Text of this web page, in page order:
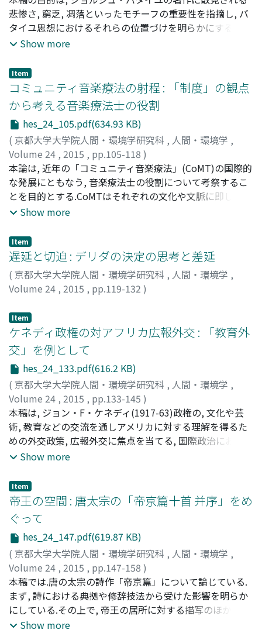
この序文と構造的に連関する各単への配慮がワイルド文学
のより良い理解につながることを, 本稿はあきらかにする.
悲惨さ, 窮乏, 凋落といったモチーフの重要性を指摘し, バ
タイユ思想におけるそれらの位置づけを明らかにすること
にある.その際, サミュエル・ベケットの小説『モロイ』に
れるモロイや浮浪者という「悲惨な」形象を中心に, その
ほかの近似する形象も考察の対象とした.バタイユが憧れ
と恐怖の感惰とともに語るモロイや浮浪者の悲惨さとは,
目的や結果に従属した行動の放棄の結果として生じる, こ
れは『至高性』で描きだされる近現代社会での芸術家(あ
るいは作家)の落伍や窮乏と同様の構図において理解され
るものである.バタイユにとって芸術作品や文学作品をつ
くりだすことは, 非従属的な行為にほかならない, それゆ
え, 労働や理性という従属性へ傾いた近現代社会で非従属
的な芸術をおこなう作家や芸術家は社会的な落伍を余儀な
くされるのである.バタイユはこのような悲惨さを文学の
惨さが喚起する恐怖こそが, ひとびとを人間性(理性や叙述
など)へ駆り立てると言うのである, これは, ヘーゲル哲学
における死への不安にも認められる役割だ, また, 晩年の草
稿「遊び」でバタイユは, ヘーゲル的な主人の形象を最終
的に窮乏者と呼んでいる, バタイユが主人としての至高な
浪者という悲惨な形象は至高な生の一側面でもあると解釈
できる.さらにこのような悲惨さは, 非従属的な行為の結果
としてだけでなく非従属的な行為そのものとして, 恍惚を
引き起こす「反抗(違反)」と等しい価値をもつと考えられ
る.『ニーチェについて』のなかの「頂点と凋落」では, 凋
落した状態に留まるという選択に, そのような反抗として
の可能挫が見出されているのである, 以上を通して, 「悲惨
な」生にたいするバタイユの評価を浮き彫りにした.
Show more
Item
コミュニティ音楽療法の射程 : 「制度」の観点
から考える音楽療法士の役割
hes_24_105.pdf(634.93 KB)
( 京都大学大学院人間・環境学研究科 , 人間・環境学 ,
Volume 24 , 2015 , pp.105-118 )
嶋田, 久美;Shimada, Kumi;シマダ, クミ
本論は, 近年の「コミュニティ音楽療法」(CoMT)の国際的
な発展にともなう, 音楽療法士の役割について考祭するこ
とを目的とする.CoMTはそれぞれの文化や文脈に即して展
開されるためその実践形態は実に様々だが, 多くの場合に
ることで, 音楽療法士は地域での音楽活動の「ファシリテ
ーター」としての役割を担うようになるという点である.
本論では, CoMTの実践における音楽療法士の役割に関す
る課題を, 「制度」という観点から検討し, 従来の音楽療法
が基本としてきた「治療者‐患者」という医療的な二者関
として, 個人と集団や地域との連続性の回復と, 場によって
規定される音楽と人びととのあいだの関係性を硬直させな
いための脱制度化の絶えざる実践が重要となる.
Show more
Item
遅延と切迫 : デリダの決定の思考と差延
( 京都大学大学院人間・環境学研究科 , 人間・環境学 ,
Volume 24 , 2015 , pp.119-132 )
Item
ケネディ政権の対アフリカ広報外交 : 「教育外
交」を例として
hes_24_133.pdf(616.2 KB)
( 京都大学大学院人間・環境学研究科 , 人間・環境学 ,
Volume 24 , 2015 , pp.133-145 )
奥田, 俊介;Okuda, Shunsuke;オクダ, シュンスケ
本稿は, ジョン・F・ケネディ(1917-63)政権の, 文化や芸
術, 教育などの交流を通しアメリカに対する理解を得るた
めの外交政策, 広報外交に焦点を当てる, 国際政治において
重要度を増し, ソ連も影響力を行使しつつあったアフリカ
み込もうとしたかということを, 留学生受け入れや現地で
の教育援助などを行う「教育外交」という視角から開らか
にするものである.この政権の対アフリカ教育外交は, 国務
省教育・文化局に代表される政府機関と様々な非政府アク
ターとが協力して行われた.ケネヂィ政権は, 教育外交を人
的資源の開発という「開発援助」という視点からだけでは
なく.将来のリーダーとなる留学生たちのアメリカ・イメ
ージの改論のための「広報外交」という視点からも見てお
り, アフリカ諸国の西側への取り込みのための長期的な戦
略としてこの政策を実行していった.
Show more
Item
帝王の空間 : 唐太宗の「帝京篇十首 并序」をめ
ぐって
hes_24_147.pdf(619.87 KB)
( 京都大学大学院人間・環境学研究科 , 人間・環境学 ,
Volume 24 , 2015 , pp.147-158 )
張, 齡云;Chang, Ling-yun ;チョウ, レイウン
本稿では.唐の太宗の詩作「帝京篇」について論じている.
まず, 詩における典拠や修辞技法から受けた影響を明らか
にしている.その上で, 帝王の居所に対する描写のほか, 敗
治の理想としての徳化についても示されている.即ち帝王
Show more